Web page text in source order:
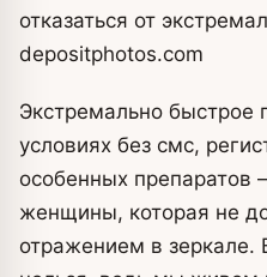
отказаться от
depositphotos.com
Экстремально быстрое
условиях без смс,
особенных
женщины, которая не
отражением в зеркале.